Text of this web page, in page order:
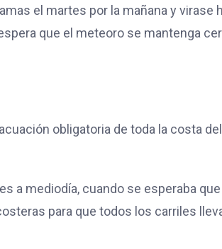
el martes por la mañana y virase
que el meteoro se mantenga
obligatoria de toda la costa del
a mediodía, cuando se esperaba
para que todos los carriles